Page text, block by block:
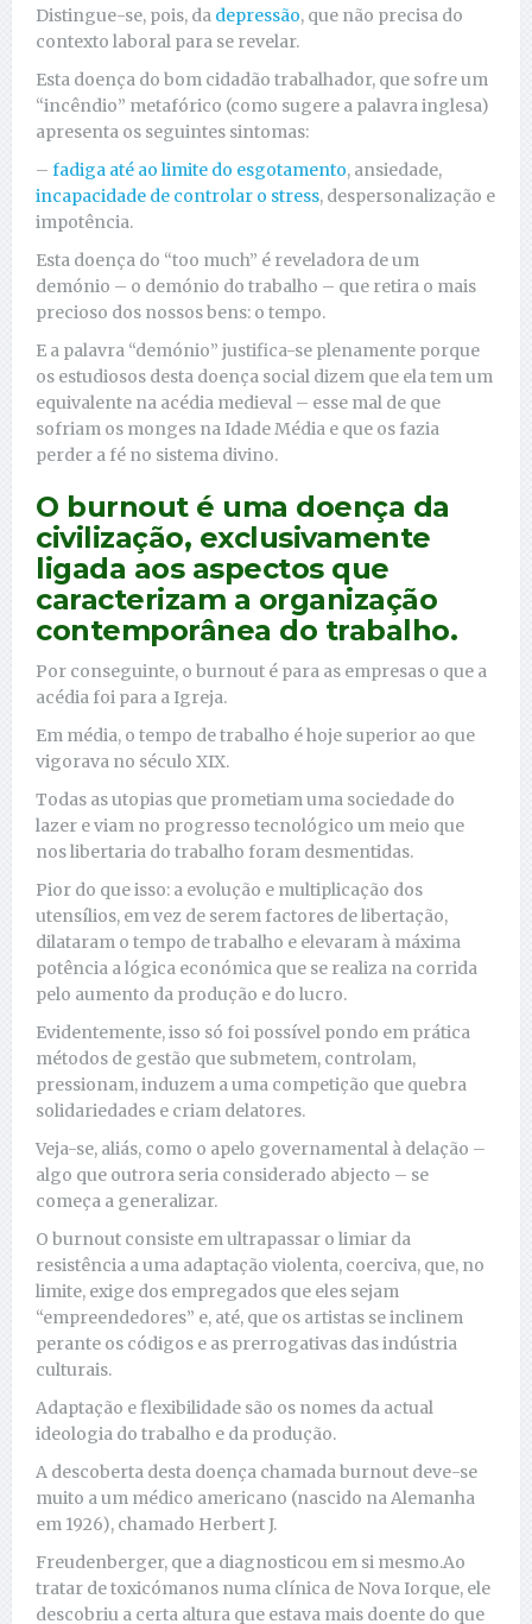
Distingue-se, pois, da depressão, que não precisa do
contexto laboral para se revelar.
Esta doença do bom cidadão trabalhador, que sofre um
“incêndio” metafórico (como sugere a palavra inglesa)
apresenta os seguintes sintomas:
– fadiga até ao limite do esgotamento, ansiedade,
incapacidade de controlar o stress, despersonalização e
impotência.
Esta doença do “too much” é reveladora de um
demónio – o demónio do trabalho – que retira o mais
precioso dos nossos bens: o tempo.
E a palavra “demónio” justifica-se plenamente porque
os estudiosos desta doença social dizem que ela tem um
equivalente na acédia medieval – esse mal de que
sofriam os monges na Idade Média e que os fazia
perder a fé no sistema divino.
O burnout é uma doença da
civilização, exclusivamente
ligada aos aspectos que
caracterizam a organização
contemporânea do trabalho.
Por conseguinte, o burnout é para as empresas o que a
acédia foi para a Igreja.
Em média, o tempo de trabalho é hoje superior ao que
vigorava no século XIX.
Todas as utopias que prometiam uma sociedade do
lazer e viam no progresso tecnológico um meio que
nos libertaria do trabalho foram desmentidas.
Pior do que isso: a evolução e multiplicação dos
utensílios, em vez de serem factores de libertação,
dilataram o tempo de trabalho e elevaram à máxima
potência a lógica económica que se realiza na corrida
pelo aumento da produção e do lucro.
Evidentemente, isso só foi possível pondo em prática
métodos de gestão que submetem, controlam,
pressionam, induzem a uma competição que quebra
solidariedades e criam delatores.
Veja-se, aliás, como o apelo governamental à delação –
algo que outrora seria considerado abjecto – se
começa a generalizar.
O burnout consiste em ultrapassar o limiar da
resistência a uma adaptação violenta, coerciva, que, no
limite, exige dos empregados que eles sejam
“empreendedores” e, até, que os artistas se inclinem
perante os códigos e as prerrogativas das indústria
culturais.
Adaptação e flexibilidade são os nomes da actual
ideologia do trabalho e da produção.
A descoberta desta doença chamada burnout deve-se
muito a um médico americano (nascido na Alemanha
em 1926), chamado Herbert J.
Freudenberger, que a diagnosticou em si mesmo.Ao
tratar de toxicómanos numa clínica de Nova Iorque, ele
descobriu a certa altura que estava mais doente do que